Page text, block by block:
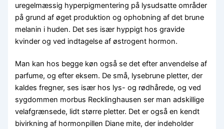
uregelmæssig hyperpigmentering på lysudsatte områder
på grund af øget produktion og ophobning af det brune
melanin i huden. Det ses især hyppigt hos gravide
kvinder og ved indtagelse af østrogent hormon.
Man kan hos begge køn også se det efter anvendelse af
parfume, og efter eksem. De små, lysebrune pletter, der
kaldes fregner, ses især hos lys- og rødhårede, og ved
sygdommen morbus Recklinghausen ser man adskillige
velafgrænsede, lidt større pletter. Det er også en kendt
bivirkning af hormonpillen Diane mite, der indeholder